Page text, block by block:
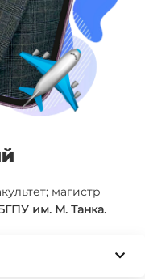
магистр
им. М. Танка.